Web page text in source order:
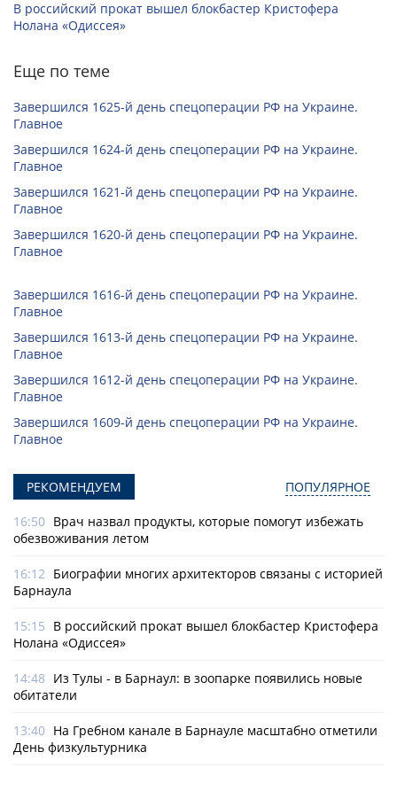
В российский прокат вышел блокбастер Кристофера
Нолана «Одиссея»
Еще по теме
Завершился 1625-й день спецоперации РФ на Украине.
Главное
Завершился 1624-й день спецоперации РФ на Украине.
Главное
Завершился 1621-й день спецоперации РФ на Украине.
Главное
Завершился 1620-й день спецоперации РФ на Украине.
Главное
Завершился 1616-й день спецоперации РФ на Украине.
Главное
Завершился 1613-й день спецоперации РФ на Украине.
Главное
Завершился 1612-й день спецоперации РФ на Украине.
Главное
Завершился 1609-й день спецоперации РФ на Украине.
Главное
РЕКОМЕНДУЕМ ПОПУЛЯРНОЕ
16:50 Врач назвал продукты, которые помогут избежать
обезвоживания летом
16:12 Биографии многих архитекторов связаны с историей
Барнаула
15:15 В российский прокат вышел блокбастер Кристофера
Нолана «Одиссея»
14:48 Из Тулы - в Барнаул: в зоопарке появились новые
обитатели
13:40 На Гребном канале в Барнауле масштабно отметили
День физкультурника